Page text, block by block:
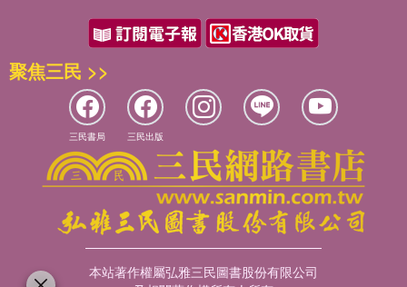
聚焦三民 >>
三民書局 三民出版
本站著作權屬弘雅三民圖書股份有限公司